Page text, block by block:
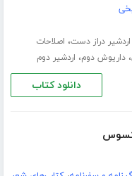
اردشیر دراز دست، اصلاحات
،داریوش دوم، اردشیر دوم
دانلود کتاب